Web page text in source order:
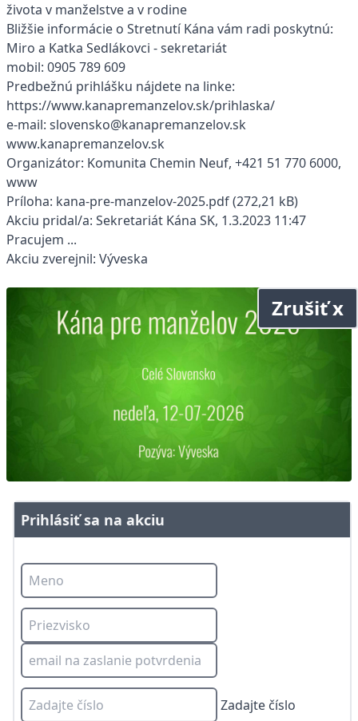
života v manželstve a v rodine
Bližšie informácie o Stretnutí Kána vám radi poskytnú:
Miro a Katka Sedlákovci - sekretariát
mobil: 0905 789 609
Predbežnú prihlášku nájdete na linke:
https://www.kanapremanzelov.sk/prihlaska/
e-mail: slovensko@kanapremanzelov.sk
www.kanapremanzelov.sk
Organizátor: Komunita Chemin Neuf, +421 51 770 6000,
www
Príloha: kana-pre-manzelov-2025.pdf (272,21 kB)
Akciu pridal/a: Sekretariát Kána SK, 1.3.2023 11:47
Pracujem ...
Akciu zverejnil: Výveska
Zrušiť x
Prihlásiť sa na akciu
Zadajte číslo